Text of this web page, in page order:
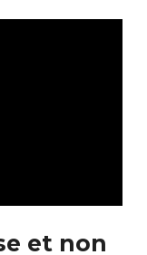
et non